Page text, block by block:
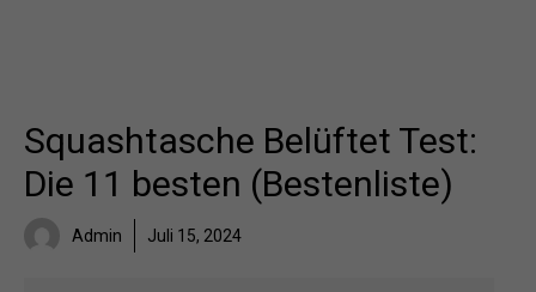
Squashtasche Belüftet Test:
Die 11 besten (Bestenliste)
Admin Juli 15, 2024